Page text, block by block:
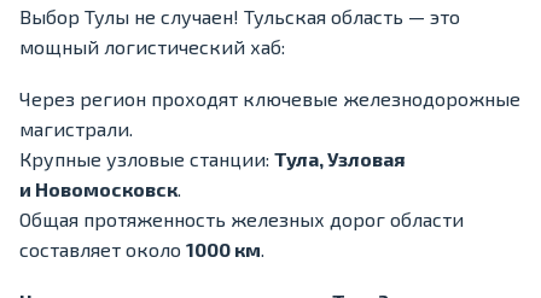
Выбор Тулы не случаен! Тульская область — это
мощный логистический хаб:
Через регион проходят ключевые железнодорожные
магистрали.
Крупные узловые станции: Тула, Узловая
и Новомосковск.
Общая протяженность железных дорог области
составляет около 1000 км.